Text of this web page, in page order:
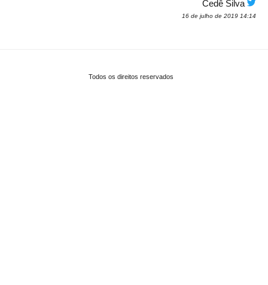
Cedê Silva
16 de julho de 2019 14:14
Todos os direitos reservados